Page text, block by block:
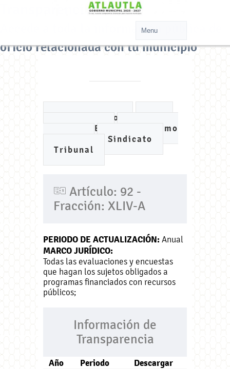
Transparencia
Accede a toda la información pública de
oficio relacionada con tu municipio
Ayuntamiento
IMCUFIDE
Organismo
Sindicato
Tribunal
Artículo: 92 -
Fracción: XLIV-A
PERIODO DE ACTUALIZACIÓN: Anual
MARCO JURÍDICO:
Todas las evaluaciones y encuestas
que hagan los sujetos obligados a
programas financiados con recursos
públicos;
Información de
Transparencia
Año Periodo Descargar